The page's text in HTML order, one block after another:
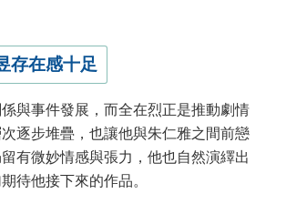
存在感十足
與事件發展，而全在烈正是推動劇情
逐步堆疊，也讓他與朱仁雅之間前戀
有微妙情感與張力，他也自然演繹出
待他接下來的作品。